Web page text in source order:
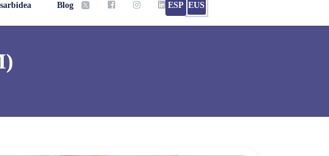
Blog ESP EUS